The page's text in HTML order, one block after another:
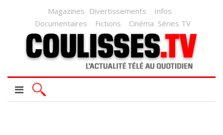
Magazines Divertissements
Infos
Documentaires
Fictions Cinéma Séries TV